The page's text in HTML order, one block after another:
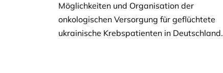
Möglichkeiten und Organisation der
onkologischen Versorgung für geflüchtete
ukrainische Krebspatienten in Deutschland.